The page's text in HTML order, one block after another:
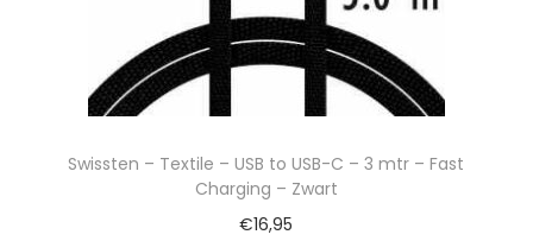
Swissten – Textile – USB to USB-C – 3 mtr – Fast
Charging – Zwart
€16,95